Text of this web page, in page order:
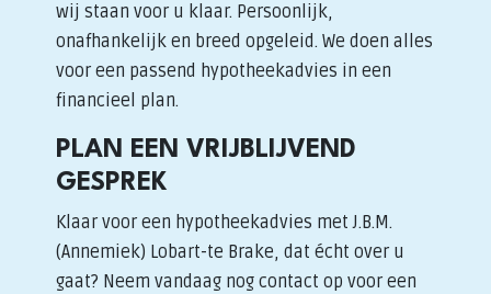
wij staan voor u klaar. Persoonlijk,
onafhankelijk en breed opgeleid. We doen alles
voor een passend hypotheekadvies in een
financieel plan.
PLAN EEN VRIJBLIJVEND
GESPREK
Klaar voor een hypotheekadvies met J.B.M.
(Annemiek) Lobart-te Brake, dat écht over u
gaat? Neem vandaag nog contact op voor een